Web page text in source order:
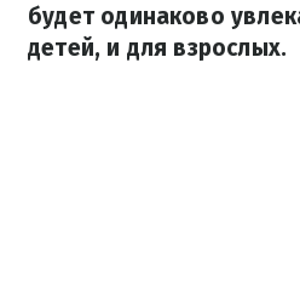
будет одинаково
детей, и для взрослых.